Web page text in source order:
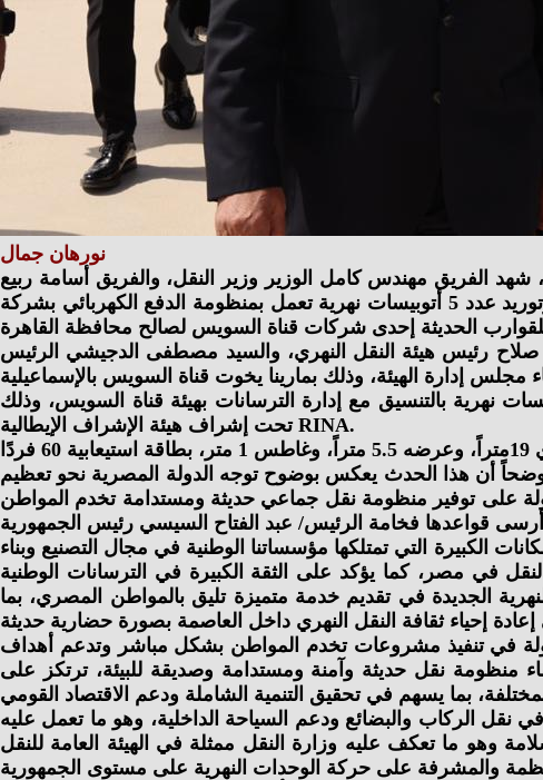
شهد الفريق مهندس كامل الوزير وزير النقل، والفريق أسامة ربيع
رئيس هيئة قناة السويس، والدكتور إبراهيم صابر خليل محافظ القاهرة، اليوم الخميس، مراسم توقيع عقد اتفاق لبناء وتوريد عدد 5 أتوبيسات نهرية تعمل بمنظومة الدفع الكهربائي بشركة
صلاح رئيس هيئة النقل النهري، والسيد مصطفى الدجيشي الرئيس
تتولى شركة قناة السويس للقوارب الحديثة أحدث شركات قناة السويس بسفاجا بناء وتوريد عدد 5 أتوبيسات نهرية بالتنسيق مع إدارة الترسانات بهيئة قناة السويس، وذلك
تحت إشراف هيئة الإشراف الإيطالية RINA.
أن هذا الحدث يعكس بوضوح توجه الدولة المصرية نحو تعظيم
على توفير منظومة نقل جماعي حديثة ومستدامة تخدم المواطن
هيئة قناة السويس يعكس الإمكانات الكبيرة التي تمتلكها مؤسساتنا الوطنية في مجال التصنيع وبناء
في مصر، كما يؤكد على الثقة الكبيرة في الترسانات الوطنية
الجديدة في تقديم خدمة متميزة تليق بالمواطن المصري، بما
في تنفيذ مشروعات تخدم المواطن بشكل مباشر وتدعم أهداف
منظومة نقل حديثة وآمنة ومستدامة وصديقة للبيئة، ترتكز على
الركاب والبضائع ودعم السياحة الداخلية، وهو ما تعمل عليه
وهو ما تعكف عليه وزارة النقل ممثلة في الهيئة العامة للنقل